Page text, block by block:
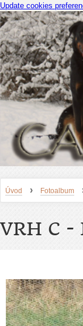
Update cookies
Úvod › Fotoalbum
VRH C -